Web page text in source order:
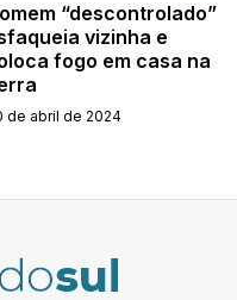
“descontrolado”
vizinha e
fogo em casa na
de abril de 2024